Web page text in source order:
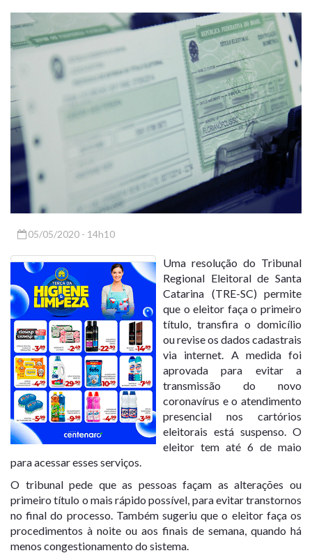
05/05/2020 - 14h10
Uma resolução do Tribunal
Regional Eleitoral de Santa
Catarina (TRE-SC) permite
que o eleitor faça o primeiro
título, transfira o domicílio
ou revise os dados cadastrais
via internet . A medida foi
aprovada para evitar a
transmissão do novo
coronavírus e o atendimento
presencial nos cartórios
eleitorais está suspenso. O
eleitor tem até 6 de maio
para acessar esses serviços.
O tribunal pede que as pessoas façam as alterações ou
primeiro título o mais rápido possível, para evitar transtornos
no final do processo. Também sugeriu que o eleitor faça os
procedimentos à noite ou aos finais de semana, quando há
menos congestionamento do sistema.